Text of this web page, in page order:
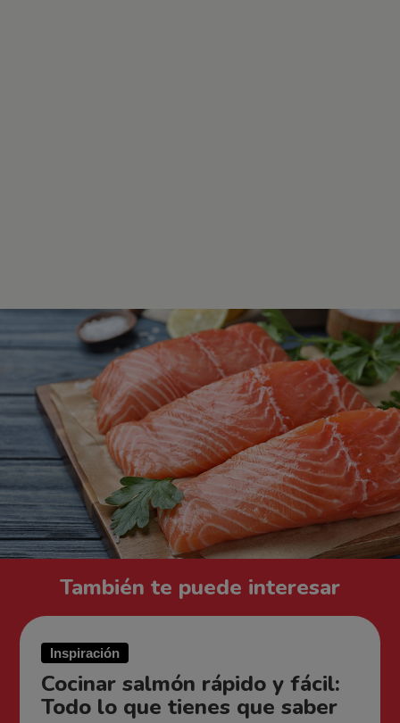
También te puede interesar
Inspiración
Cocinar salmón rápido y fácil:
Todo lo que tienes que saber